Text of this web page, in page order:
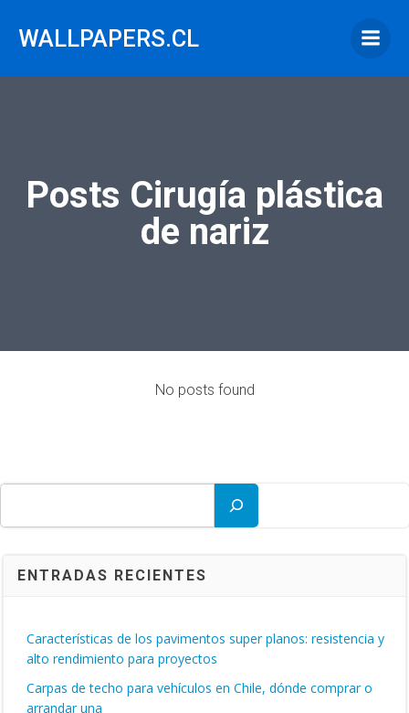
WALLPAPERS.CL
Posts Cirugía plástica
de nariz
No posts found
ENTRADAS RECIENTES
Características de los pavimentos super planos: resistencia y
alto rendimiento para proyectos
Carpas de techo para vehículos en Chile, dónde comprar o
arrandar una